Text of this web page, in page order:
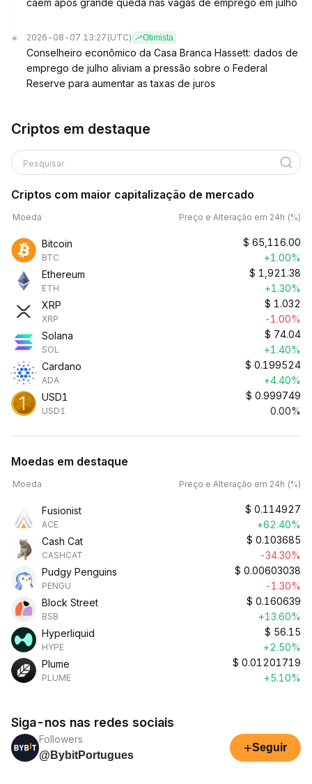
caem após grande queda nas vagas de emprego em julho
2026-08-07 13:27 (UTC) Otimista
Conselheiro econômico da Casa Branca Hassett: dados de
emprego de julho aliviam a pressão sobre o Federal
Reserve para aumentar as taxas de juros
Criptos em destaque
Pesquisar
Criptos com maior capitalização de mercado
Moeda Preço e Alteração em 24h (%)
Bitcoin
BTC
$ 65,116.00
+1.00%
Ethereum
ETH
$ 1,921.38
+1.30%
XRP
XRP
$ 1.032
-1.00%
Solana
SOL
$ 74.04
+1.40%
Cardano
ADA
$ 0.199524
+4.40%
USD1
USD1
$ 0.999749
0.00%
Moedas em destaque
Moeda Preço e Alteração em 24h (%)
Fusionist
ACE
$ 0.114927
+62.40%
Cash Cat
CASHCAT
$ 0.103685
-34.30%
Pudgy Penguins
PENGU
$ 0.00603038
-1.30%
Block Street
BSB
$ 0.160639
+13.60%
Hyperliquid
HYPE
$ 56.15
+2.50%
Plume
PLUME
$ 0.01201719
+5.10%
Siga-nos nas redes sociais
Followers
@BybitPortugues
+Seguir